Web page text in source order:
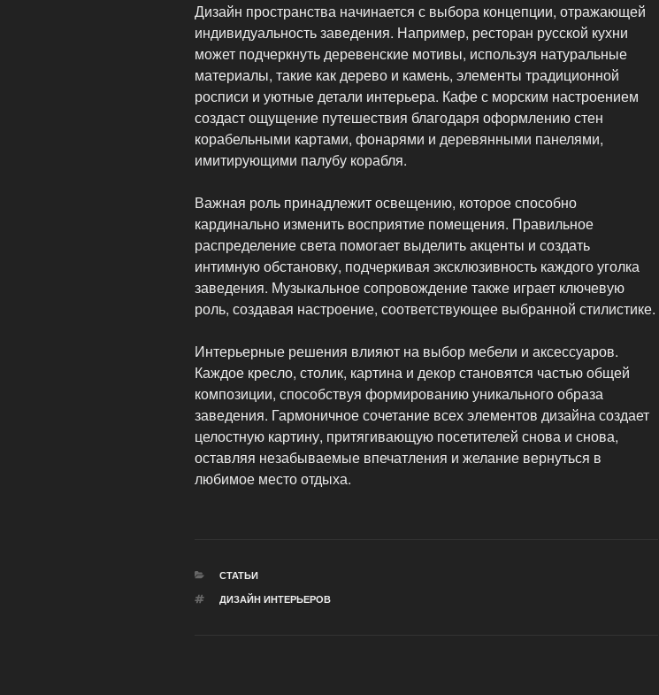
Дизайн пространства начинается с выбора концепции, отражающей
индивидуальность заведения. Например, ресторан русской кухни
может подчеркнуть деревенские мотивы, используя натуральные
материалы, такие как дерево и камень, элементы традиционной
росписи и уютные детали интерьера. Кафе с морским настроением
создаст ощущение путешествия благодаря оформлению стен
корабельными картами, фонарями и деревянными панелями,
имитирующими палубу корабля.
Важная роль принадлежит освещению, которое способно
кардинально изменить восприятие помещения. Правильное
распределение света помогает выделить акценты и создать
интимную обстановку, подчеркивая эксклюзивность каждого уголка
заведения. Музыкальное сопровождение также играет ключевую
роль, создавая настроение, соответствующее выбранной стилистике.
Интерьерные решения влияют на выбор мебели и аксессуаров.
Каждое кресло, столик, картина и декор становятся частью общей
композиции, способствуя формированию уникального образа
заведения. Гармоничное сочетание всех элементов дизайна создает
целостную картину, притягивающую посетителей снова и снова,
оставляя незабываемые впечатления и желание вернуться в
любимое место отдыха.
РУБРИКИ
СТАТЬИ
МЕТКИ
ДИЗАЙН ИНТЕРЬЕРОВ